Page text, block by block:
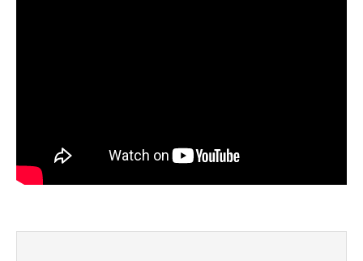
Календарь рыболова иногда работает,